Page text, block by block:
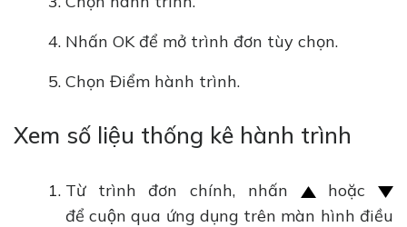
Nhấn OK để mở trình đơn tùy chọn.
Chọn Điểm hành trình.
Xem số liệu thống kê hành trình
Từ trình đơn chính, nhấn
hoặc
để cuộn qua ứng dụng trên màn hình điều